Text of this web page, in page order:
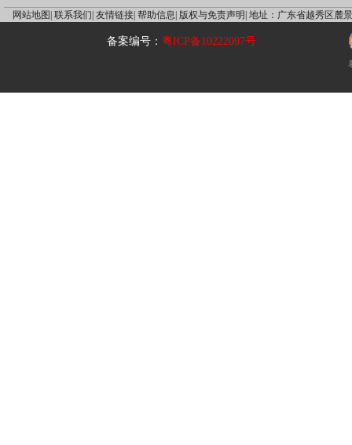
网站地图| 联系我们| 友情链接| 帮助信息| 版权与免责声明| 地址：广东省越秀区麓
备案编号：粤ICP备10222097号